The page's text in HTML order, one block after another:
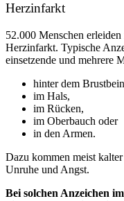
Herzinfarkt
52.000 Menschen
Herzinfarkt. Typische
einsetzende und mehrere
hinter dem
im Hals,
im Rücken,
im Oberbauch oder
in den Armen.
Dazu kommen meist
Unruhe und Angst.
Bei solchen Anzeichen